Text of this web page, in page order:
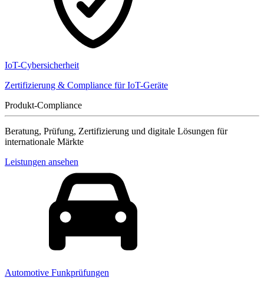
IoT-Cybersicherheit
Zertifizierung & Compliance für IoT-Geräte
Produkt-Compliance
Beratung, Prüfung, Zertifizierung und digitale Lösungen für
internationale Märkte
Leistungen ansehen
Automotive Funkprüfungen